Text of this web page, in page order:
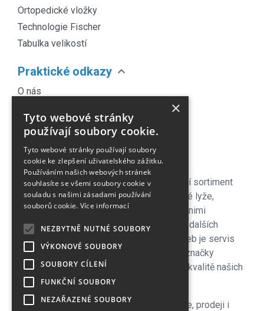
Ortopedické vložky
Technologie Fischer
Tabulka velikostí
Praktické odkazy expand_more
O nás
Obchodní podmínky
Časté dotazy
Kontakt
Pro naše zákazníky je připraven kompletní sortiment
lyžařského vybavení - sjezdové a bežecké lyže,
lyžařské a běžecké boty, snowboardy a s nimi
související vybavení, oblečení a celá řada dalších
doplňků. Důležitou součástí zimních služeb je servis
lyží i snowboardů na špičkových strojích značky
Wintersteiger zkušenými servismeny. Na kvalitě našich
servisů si velmi zakládáme!
V letní sezoně se plně věnujeme cyklistice, prodeji i
×
Tyto webové stránky
používají soubory cookie.
Tyto webové stránky používají soubory
cookie ke zlepšení uživatelského zážitku.
Používáním našich webových stránek
souhlasíte se všemi soubory cookie v
souladu s našimi zásadami používání
souborů cookie. Více informací
NEZBYTNĚ NUTNÉ SOUBORY
VÝKONOVÉ SOUBORY
SOUBORY CÍLENÍ
FUNKČNÍ SOUBORY
NEZAŘAZENÉ SOUBORY